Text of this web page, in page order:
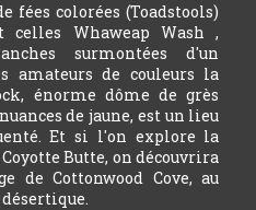
fées colorées (Toadstools)
Whaweap Wash ,
surmontées d'un
amateurs de couleurs la
énorme dôme de grès
de jaune, est un lieu
Et si l'on explore la
Butte, on découvrira
de Cottonwood Cove, au